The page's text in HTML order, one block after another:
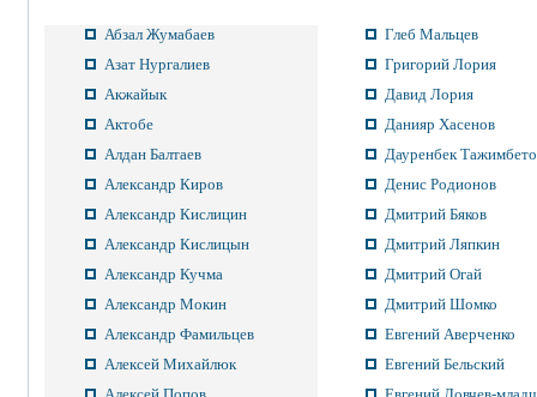
Абзал Жумабаев
Азат Нургалиев
Акжайык
Актобе
Алдан Балтаев
Александр Киров
Александр Кислицин
Александр Кислицын
Александр Кучма
Александр Мокин
Александр Фамильцев
Алексей Михайлюк
Глеб Мальцев
Григорий Лория
Давид Лория
Данияр Хасенов
Дауренбек
Денис Родионов
Дмитрий Бяков
Дмитрий Ляпкин
Дмитрий Огай
Дмитрий Шомко
Евгений Аверченко
Евгений Бельский